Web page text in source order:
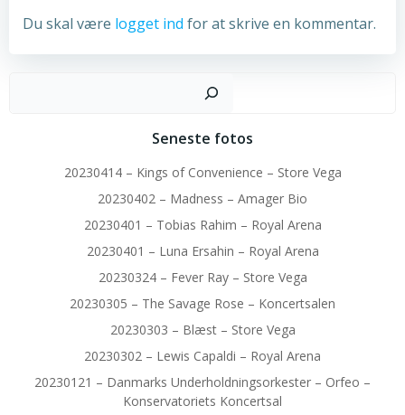
Du skal være logget ind for at skrive en kommentar.
Seneste fotos
20230414 – Kings of Convenience – Store Vega
20230402 – Madness – Amager Bio
20230401 – Tobias Rahim – Royal Arena
20230401 – Luna Ersahin – Royal Arena
20230324 – Fever Ray – Store Vega
20230305 – The Savage Rose – Koncertsalen
20230303 – Blæst – Store Vega
20230302 – Lewis Capaldi – Royal Arena
20230121 – Danmarks Underholdningsorkester – Orfeo –
Konservatoriets Koncertsal